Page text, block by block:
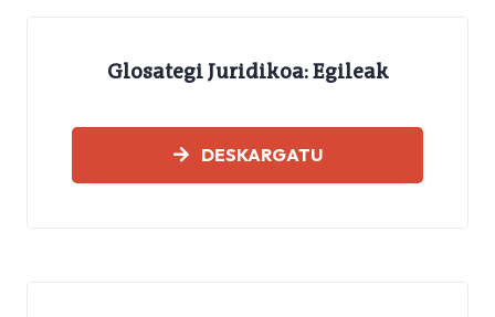
Glosategi Juridikoa: Egileak
DESKARGATU